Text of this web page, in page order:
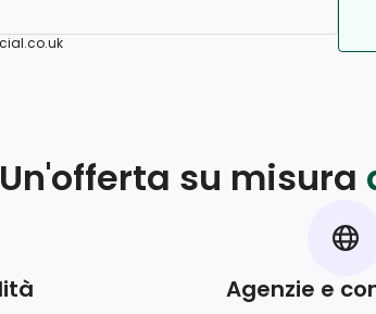
Un'offerta su misura
Agenzie e